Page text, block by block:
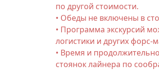
по другой стоимости.
• Обеды не включены в
• Программа экскурсий
логистики и других форс-
• Время и
стоянок лайнера по